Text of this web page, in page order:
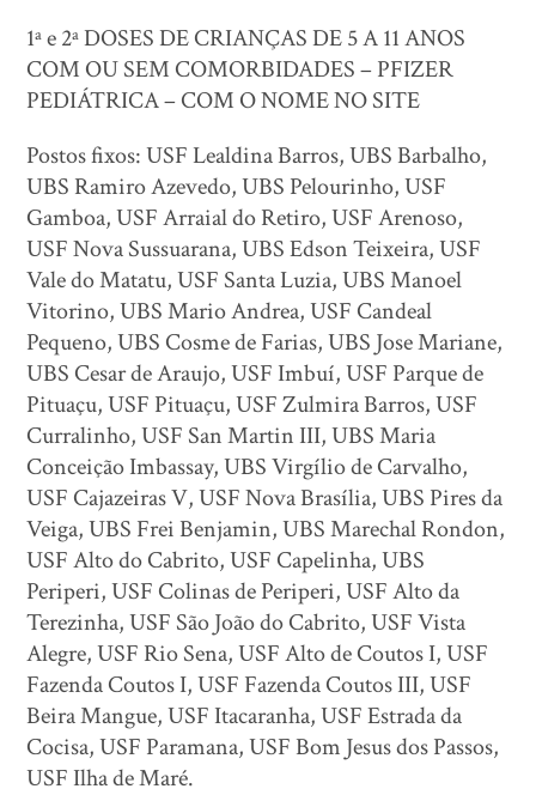
1ª e 2ª DOSES DE CRIANÇAS DE 5 A 11 ANOS
COM OU SEM COMORBIDADES – PFIZER
PEDIÁTRICA – COM O NOME NO SITE
Postos fixos: USF Lealdina Barros, UBS Barbalho,
UBS Ramiro Azevedo, UBS Pelourinho, USF
Gamboa, USF Arraial do Retiro, USF Arenoso,
USF Nova Sussuarana, UBS Edson Teixeira, USF
Vale do Matatu, USF Santa Luzia, UBS Manoel
Vitorino, UBS Mario Andrea, USF Candeal
Pequeno, UBS Cosme de Farias, UBS Jose Mariane,
UBS Cesar de Araujo, USF Imbuí, USF Parque de
Pituaçu, USF Pituaçu, USF Zulmira Barros, USF
Curralinho, USF San Martin III, UBS Maria
Conceição Imbassay, UBS Virgílio de Carvalho,
USF Cajazeiras V, USF Nova Brasília, UBS Pires da
Veiga, UBS Frei Benjamin, UBS Marechal Rondon,
USF Alto do Cabrito, USF Capelinha, UBS
Periperi, USF Colinas de Periperi, USF Alto da
Terezinha, USF São João do Cabrito, USF Vista
Alegre, USF Rio Sena, USF Alto de Coutos I, USF
Fazenda Coutos I, USF Fazenda Coutos III, USF
Beira Mangue, USF Itacaranha, USF Estrada da
Cocisa, USF Paramana, USF Bom Jesus dos Passos,
USF Ilha de Maré.